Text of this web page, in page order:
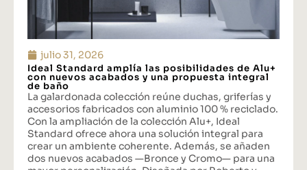
julio 31, 2026
Ideal Standard amplía las posibilidades de Alu+
con nuevos acabados y una propuesta integral
de baño
La galardonada colección reúne duchas, griferías y
accesorios fabricados con aluminio 100 % reciclado.
Con la ampliación de la colección Alu+, Ideal
Standard ofrece ahora una solución integral para
crear un ambiente coherente. Además, se añaden
dos nuevos acabados —Bronce y Cromo— para una